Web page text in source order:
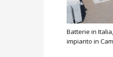
Batterie in
impianto in